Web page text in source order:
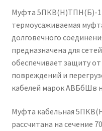
3,943.00
Муфта 5ПКВ(Н)ТПН(Б)-1-
термоусаживаемая
долговечного
предназначена для
обеспечивает защиту
повреждений и
кабелей марок АВБбШв
Муфта кабельная
рассчитана на сечение